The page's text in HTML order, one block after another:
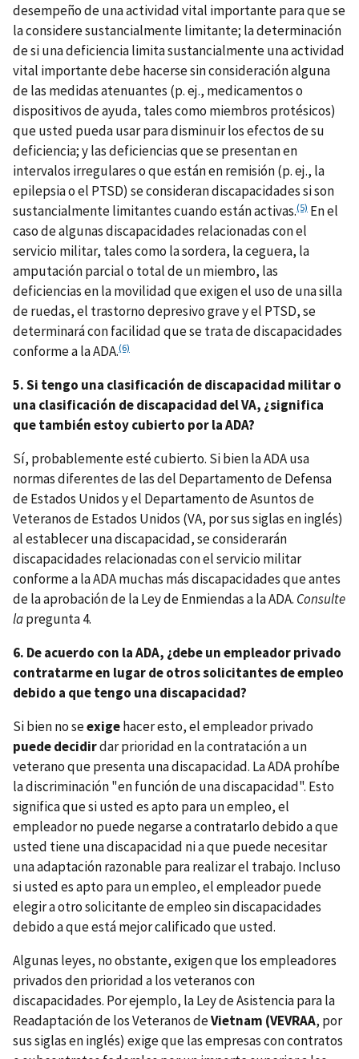
desempeño de una actividad vital importante para que se
la considere sustancialmente limitante; la determinación
de si una deficiencia limita sustancialmente una actividad
vital importante debe hacerse sin consideración alguna
de las medidas atenuantes (p. ej., medicamentos o
dispositivos de ayuda, tales como miembros protésicos)
que usted pueda usar para disminuir los efectos de su
deficiencia; y las deficiencias que se presentan en
intervalos irregulares o que están en remisión (p. ej., la
epilepsia o el PTSD) se consideran discapacidades si son
sustancialmente limitantes cuando están activas.(5) En el
caso de algunas discapacidades relacionadas con el
servicio militar, tales como la sordera, la ceguera, la
amputación parcial o total de un miembro, las
deficiencias en la movilidad que exigen el uso de una silla
de ruedas, el trastorno depresivo grave y el PTSD, se
determinará con facilidad que se trata de discapacidades
conforme a la ADA.(6)
5. Si tengo una clasificación de discapacidad militar o
una clasificación de discapacidad del VA, ¿significa
que también estoy cubierto por la ADA?
Sí, probablemente esté cubierto. Si bien la ADA usa
normas diferentes de las del Departamento de Defensa
de Estados Unidos y el Departamento de Asuntos de
Veteranos de Estados Unidos (VA, por sus siglas en inglés)
al establecer una discapacidad, se considerarán
discapacidades relacionadas con el servicio militar
conforme a la ADA muchas más discapacidades que antes
de la aprobación de la Ley de Enmiendas a la ADA. Consulte
lapregunta 4.
6. De acuerdo con la ADA, ¿debe un empleador privado
contratarme en lugar de otros solicitantes de empleo
debido a que tengo una discapacidad?
Si bien no seexigehacer esto, el empleador privado
puede decidirdar prioridad en la contratación a un
veterano que presenta una discapacidad. La ADA prohíbe
la discriminación "en función de una discapacidad". Esto
significa que si usted es apto para un empleo, el
empleador no puede negarse a contratarlo debido a que
usted tiene una discapacidad ni a que puede necesitar
una adaptación razonable para realizar el trabajo. Incluso
si usted es apto para un empleo, el empleador puede
elegir a otro solicitante de empleo sin discapacidades
debido a que está mejor calificado que usted.
Algunas leyes, no obstante, exigen que los empleadores
privados den prioridad a los veteranos con
discapacidades. Por ejemplo, la Ley de Asistencia para la
Readaptación de los Veteranos deVietnam (VEVRAA, por
sus siglas en inglés) exige que las empresas con contratos